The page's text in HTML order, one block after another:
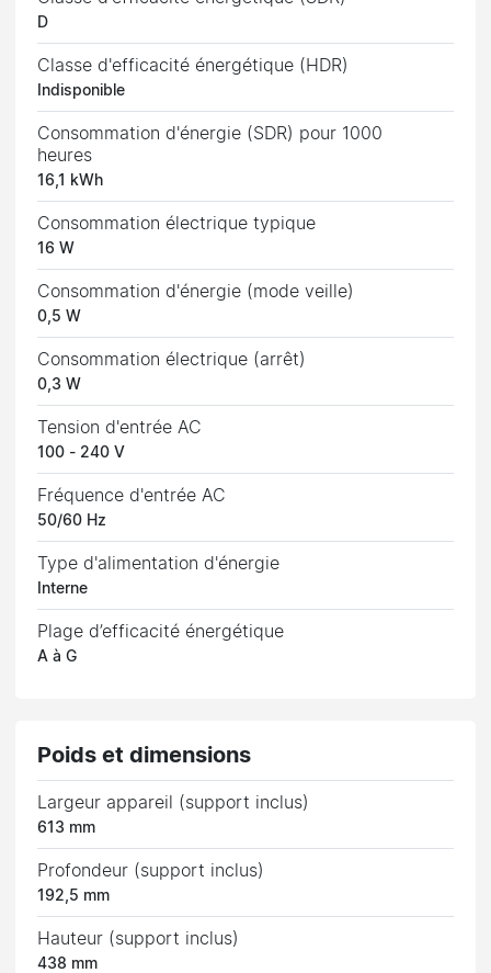
D
Classe d'efficacité énergétique (HDR)
Indisponible
Consommation d'énergie (SDR) pour 1000
heures
16,1 kWh
Consommation électrique typique
16 W
Consommation d'énergie (mode veille)
0,5 W
Consommation électrique (arrêt)
0,3 W
Tension d'entrée AC
100 - 240 V
Fréquence d'entrée AC
50/60 Hz
Type d'alimentation d'énergie
Interne
Plage d’efficacité énergétique
A à G
Poids et dimensions
Largeur appareil (support inclus)
613 mm
Profondeur (support inclus)
192,5 mm
Hauteur (support inclus)
438 mm